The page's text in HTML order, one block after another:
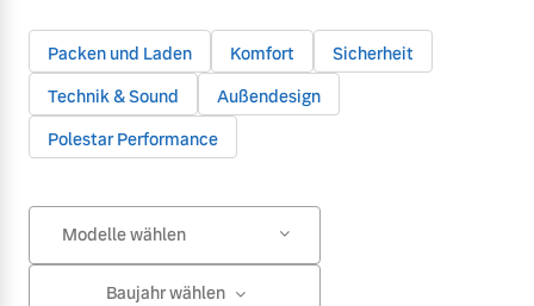
Packen und Laden Komfort
Sicherheit
Technik & Sound
Außendesign
Polestar Performance
Modelle wählen
Baujahr wählen